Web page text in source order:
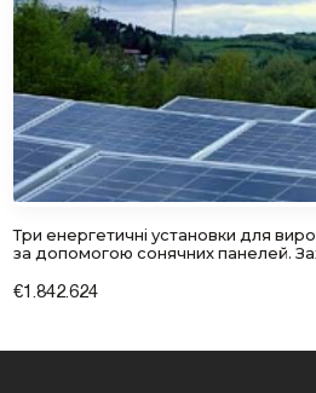
Три енергетичні установки для
за допомогою сонячних панелей.
€1.842.624